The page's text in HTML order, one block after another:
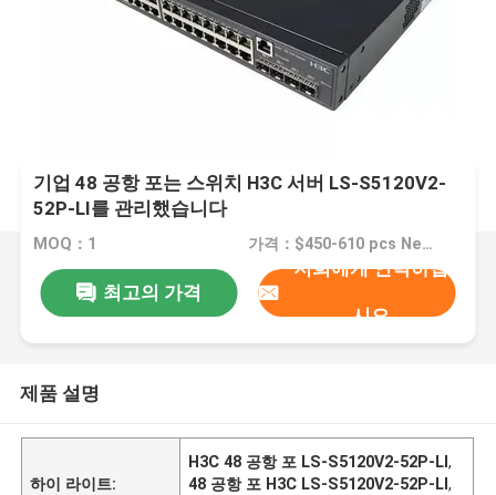
기업 48 공항 포는 스위치 H3C 서버 LS-S5120V2-
52P-LI를 관리했습니다
MOQ：1 가격：$450-610 pcs Negotiable
최고의 가격
저희에게 연락하십
시오
제품 설명
하이 라이트:
H3C 48 공항 포 LS-S5120V2-52P-LI,
48 공항 포 H3C LS-S5120V2-52P-LI,